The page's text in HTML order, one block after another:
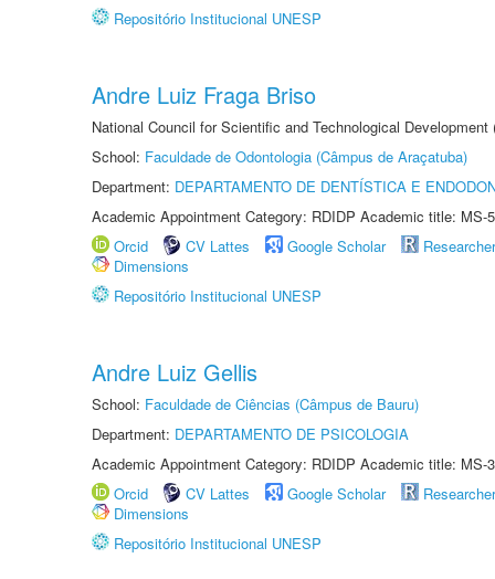
Repositório Institucional UNESP
Andre Luiz Fraga Briso
National Council for Scientific and Technological
School: Faculdade de Odontologia (Câmpus de Araçatuba)
Department: DEPARTAMENTO DE DENTÍSTICA E
Academic Appointment Category: RDIDP Academic title: MS-
Orcid
CV Lattes Google Scholar
Dimensions
Repositório Institucional UNESP
Andre Luiz Gellis
School: Faculdade de Ciências (Câmpus de Bauru)
Department: DEPARTAMENTO DE PSICOLOGIA
Academic Appointment Category: RDIDP Academic title: MS-
Orcid
CV Lattes Google Scholar
Dimensions
Repositório Institucional UNESP